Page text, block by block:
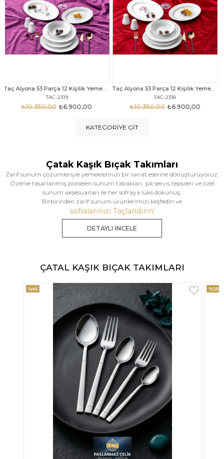
Taç Alyona 53 Parça 12 Kişilik Yemek Takımı Gold
TAC-2318
₺6.900,00
₺10.350,00
Taç Eliza Alyona 53 Parça 12 Kişilik Yemek Takımı Platin
TAC-2316
₺9.499,00
₺12.669,00
KATEGORIYE GIT
Çatak Kaşık Bıçak Takımları
Zarif sunum çözümleriyle yemeklerinizi bir sanat eserine dönüştürüyoruz.
Özenle tasarlanmış porselen sunum tabakları, şık servis tepsileri ve özel
sunum aksesuarları ile her sofraya lüks dokunuş.
Birbirinden zarif sunum ürünlerimizi keşfedin ve
sofralarınızı Taçlandırın!
DETAYLI İNCELE
ÇATAL KAŞIK BIÇAK TAKIMLARI
%30 %33